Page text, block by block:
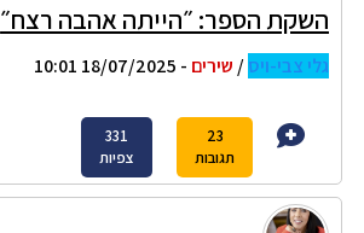
השקת הספר: ״הייתה אהבה רצח״
גלי צבי-ויס/ שירים - 18/07/2025 10:01
23
תגובות
331
צפיות